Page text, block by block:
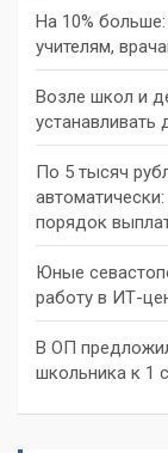
На 10%
учителям,
Возле школ и
устанавливать
По 5 тысяч
порядок
Юные
работу в ИТ-
В ОП
школьника к 1